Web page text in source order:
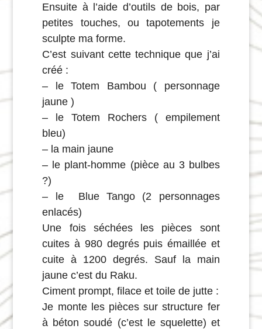
Ensuite à l’aide d’outils de bois, par
petites touches, ou tapotements je
sculpte ma forme.
C’est suivant cette technique que j’ai
créé :
– le Totem Bambou ( personnage
jaune )
– le Totem Rochers ( empilement
bleu)
– la main jaune
– le plant-homme (pièce au 3 bulbes
?)
– le Blue Tango (2 personnages
enlacés)
Une fois séchées les pièces sont
cuites à 980 degrés puis émaillée et
cuite à 1200 degrés. Sauf la main
jaune c’est du Raku.
Ciment prompt, filace et toile de jutte :
Je monte les pièces sur structure fer
à béton soudé (c’est le squelette) et